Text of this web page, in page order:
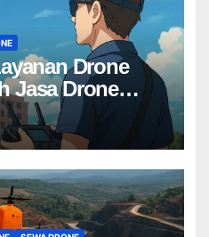
Drone
Jasa Drone
Anda